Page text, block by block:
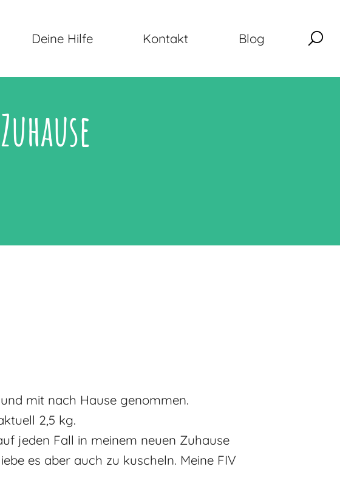
Deine Hilfe Kontakt Blog
mit nach Hause genommen.
2,5 kg.
jeden Fall in meinem neuen Zuhause
es aber auch zu kuscheln. Meine FIV